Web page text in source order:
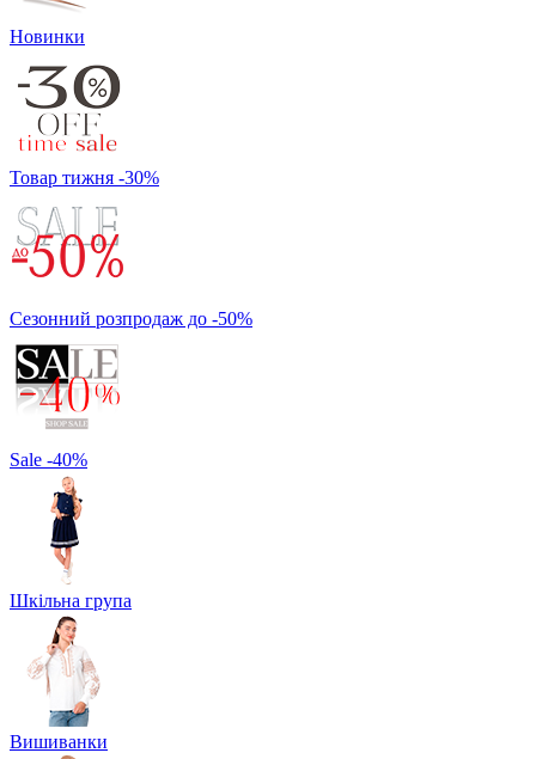
Новинки
Товар тижня -30%
Сезонний розпродаж до -50%
Sale -40%
Шкільна група
Вишиванки